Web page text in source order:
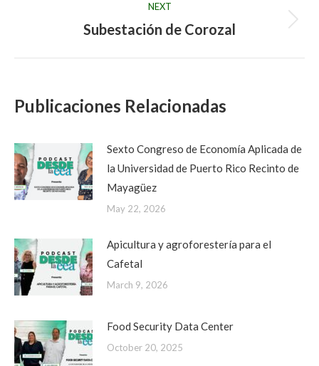
NEXT
Next
Subestación de Corozal
Publicaciones Relacionadas
Sexto Congreso de Economía Aplicada de
la Universidad de Puerto Rico Recinto de
Mayagüez
May 22, 2026
Apicultura y agroforestería para el
Cafetal
March 9, 2026
Food Security Data Center
October 20, 2025